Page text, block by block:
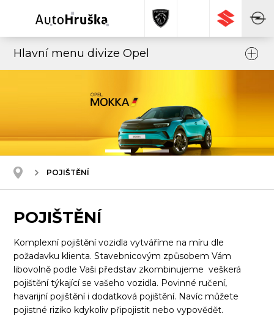
Hlavní menu divize Opel
POJIŠTĚNÍ
POJIŠTĚNÍ
Komplexní pojištění vozidla vytváříme na míru dle
požadavku klienta. Stavebnicovým způsobem Vám
libovolně podle Vaši představ zkombinujeme veškerá
pojištění týkající se vašeho vozidla. Povinné ručení,
havarijní pojištění i dodatková pojištění. Navíc můžete
pojistné riziko kdykoliv připojistit nebo vypovědět.